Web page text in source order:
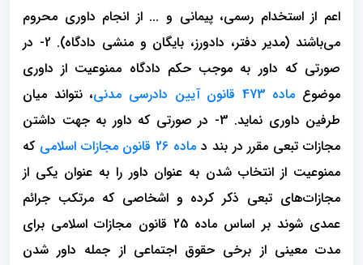
اعم از استخدام رسمی، پیمانی و ... از انجام داوری محروم
می‌باشند (مدیر دفتر، دادورز، بایگان و منشی دادگاه). 2- در
صورتی که داور به موجب حکم دادگاه ممنوعیت از داوری
موضوع ماده 473 قانون آیین دادرسی مدنی
، نتواند میان
طرفین داوری نماید. 3- در صورتی که داور به جهت داشتن
مجازات تبعی مقرر در بند د ماده 26 قانون مجازات اسلامی
که
ممنوعیت از انتخاب شدن به عنوان داور را به عنوان یکی از
مجازات‌های تبعی ذکر کرده و اشخاصی که مرتکب جرائم
عمدی شوند بر اساس ماده 25 قانون مجازات اسلامی برای
مدت معینی از برخی حقوق اجتماعی از جمله داور شدن